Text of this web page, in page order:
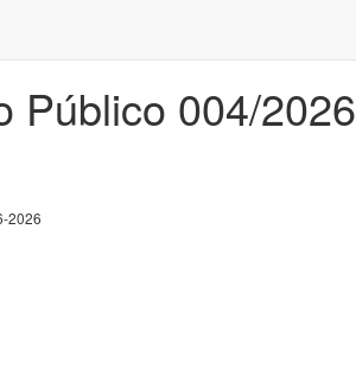
Público 004/2026
2026